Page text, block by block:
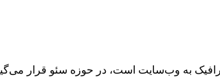
به وب‌سایت است، در حوزه سئو قرار